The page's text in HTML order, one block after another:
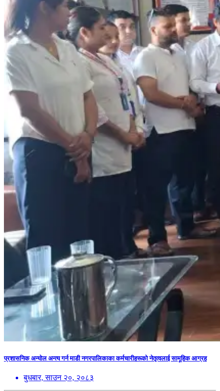
प्रशासनिक अन्योल अन्त्य गर्न माडी नगरपालिकाका कर्मचारीहरूको नेतृत्वलाई सामूहिक आग्रह
बुधबार, साउन २०, २०८३